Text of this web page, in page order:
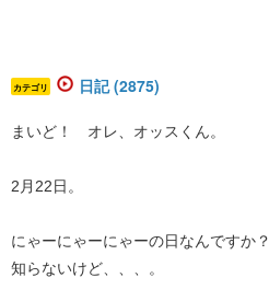
カテゴリ 日記 (2875)
まいど！ オレ、オッスくん。
2月22日。
にゃーにゃーにゃーの日なんですか？
知らないけど、、、。